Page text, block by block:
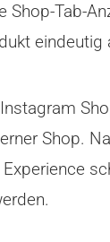
Shop-Tab-
eindeutig
Shop.